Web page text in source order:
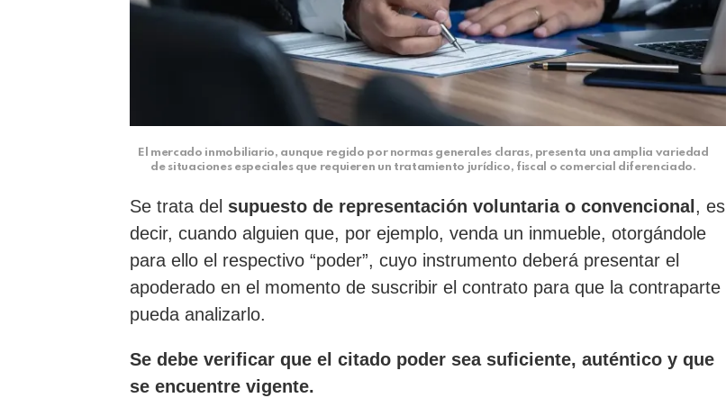
El mercado inmobiliario, aunque regido por normas generales claras, presenta una amplia variedad
de situaciones especiales que requieren un tratamiento jurídico, fiscal o comercial diferenciado.
Se trata del supuesto de representación voluntaria o convencional , es
decir, cuando alguien que, por ejemplo, venda un inmueble, otorgándole
para ello el respectivo “poder”, cuyo instrumento deberá presentar el
apoderado en el momento de suscribir el contrato para que la contraparte
pueda analizarlo.
Se debe verificar que el citado poder sea suficiente, auténtico y que
se encuentre vigente.